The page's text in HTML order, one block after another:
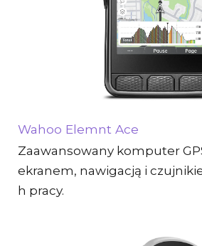
Wahoo Elemnt Ace
Zaawansowany komputer
ekranem, nawigacją i
h pracy.